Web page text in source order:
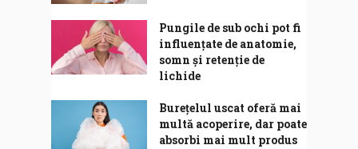
Pungile de sub ochi pot fi
influențate de anatomie,
somn și retenție de
lichide
Burețelul uscat oferă mai
multă acoperire, dar poate
absorbi mai mult produs